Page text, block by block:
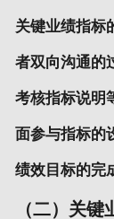
关键业绩指标
者双向沟通的
考核指标说明
面参与指标的
绩效目标的完
（二）关